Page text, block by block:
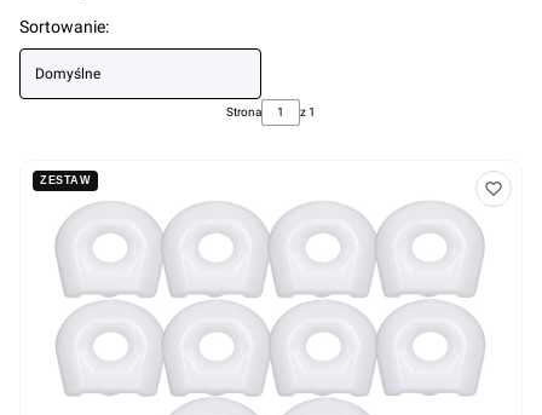
Lista produktów
Sortowanie:
Domyślne
Strona z 1
ZESTAW